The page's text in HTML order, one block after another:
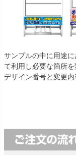
サンプルの中に用途
て利用し必要な箇所
デザイン番号と変更内